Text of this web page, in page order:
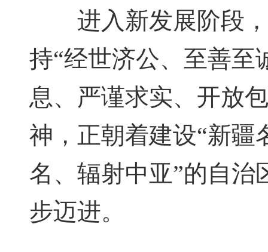
进入新发展阶段，
持“经世济公、至善至
息、严谨求实、开放
神，正朝着建设“新疆
名、辐射中亚”的自治
步迈进。